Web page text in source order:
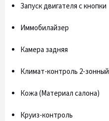
Запуск двигателя с кнопки
Иммобилайзер
Камера задняя
Климат-контроль 2-зонный
Кожа (Материал салона)
Круиз-контроль